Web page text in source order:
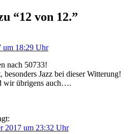
“12 von 12.”
um 18:29 Uhr
nach 50733!
Jazz bei dieser Witterung!
wir übrigens auch….
2017 um 23:32 Uhr